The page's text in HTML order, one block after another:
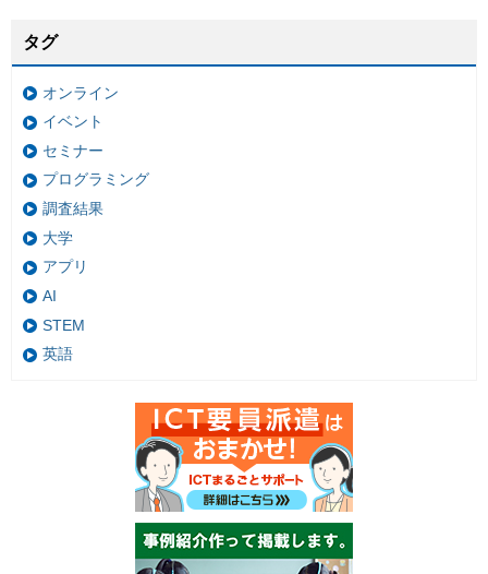
タグ
オンライン
イベント
セミナー
プログラミング
調査結果
大学
アプリ
AI
STEM
英語